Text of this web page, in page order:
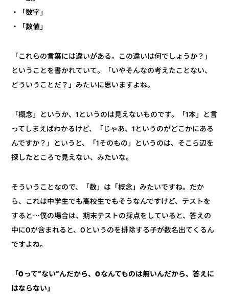
・「数字」
・「数値」
「これらの言葉には違いがある。この違いは何でしょうか？」
ということを書かれていて。「いやそんなの考えたことない、
どういうことだ？」みたいに思いますよね。
「概念」というか、1というのは見えないものです。「1本」と言
ってしまえばわかるけど、「じゃあ、1というのがどこかにある
んですか？」というと、「1そのもの」というのは、そこら辺を
探したところで見えない、みたいな。
そういうことなので、「数」は「概念」みたいですね。だか
ら、これは中学生でも高校生でもそうなんですけど、テストを
すると⋯僕の場合は、期末テストの採点をしていると、答えの
中に0が含まれると、0というのを排除する子が数名出てくるん
ですよね。
「0って”ない”んだから、0なんてものは無いんだから、答えに
はならない」